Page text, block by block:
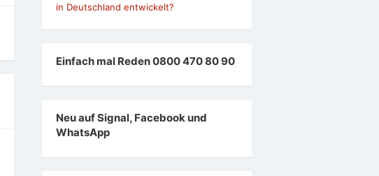
in Deutschland entwickelt?
Einfach mal Reden 0800 470 80 90
Neu auf Signal, Facebook und
WhatsApp